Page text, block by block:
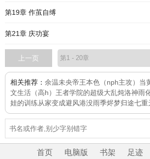
第19章 作茧自缚
第21章 庆功宴
上一页
相关推荐： 余温未央帝王本色（nph主攻） 当
文生活（高h） 王者学院的超级大乱炖洛神雨
娃的训练从家变成避风港没雨季烬梦归途七重
首页 电脑版 书架 足迹